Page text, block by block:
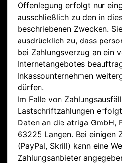
Offenlegung erfolgt nur
ausschließlich zu den in
beschriebenen Zwecken.
ausdrücklich zu, dass
bei Zahlungsverzug an ein
Internetangebotes
Inkassounternehmen
dürfen.
Im Falle von
Lastschriftzahlungen
Daten an die atriga GmbH,
63225 Langen. Bei einigen
(PayPal, Skrill) kann eine
Zahlungsanbieter